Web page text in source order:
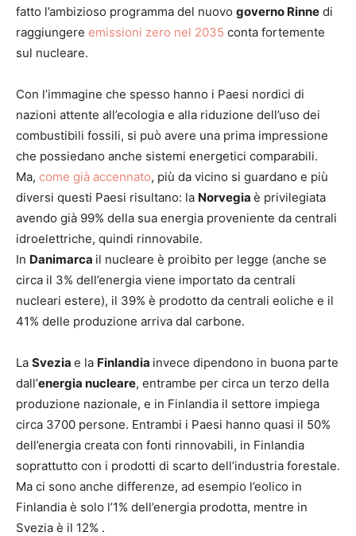
fatto l’ambizioso programma del nuovo governo Rinne di
raggiungere emissioni zero nel 2035 conta fortemente
sul nucleare.
Con l’immagine che spesso hanno i Paesi nordici di
nazioni attente all’ecologia e alla riduzione dell’uso dei
combustibili fossili, si può avere una prima impressione
che possiedano anche sistemi energetici comparabili.
Ma, come già accennato, più da vicino si guardano e più
diversi questi Paesi risultano: la Norvegia è privilegiata
avendo già 99% della sua energia proveniente da centrali
idroelettriche, quindi rinnovabile.
In Danimarca il nucleare è proibito per legge (anche se
circa il 3% dell’energia viene importato da centrali
nucleari estere), il 39% è prodotto da centrali eoliche e il
41% delle produzione arriva dal carbone.
La Svezia e la Finlandia invece dipendono in buona parte
dall’energia nucleare, entrambe per circa un terzo della
produzione nazionale, e in Finlandia il settore impiega
circa 3700 persone. Entrambi i Paesi hanno quasi il 50%
dell’energia creata con fonti rinnovabili, in Finlandia
soprattutto con i prodotti di scarto dell’industria forestale.
Ma ci sono anche differenze, ad esempio l’eolico in
Finlandia è solo l’1% dell’energia prodotta, mentre in
Svezia è il 12% .